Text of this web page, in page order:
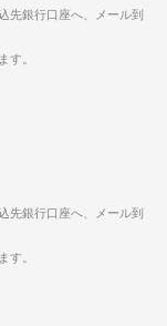
先銀行口座へ、メール到
す。
先銀行口座へ、メール到
す。